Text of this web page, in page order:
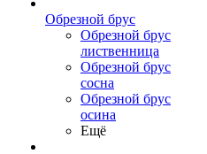
Обрезной брус
Обрезной брус
лиственница
Обрезной брус
сосна
Обрезной брус
осина
Ещё